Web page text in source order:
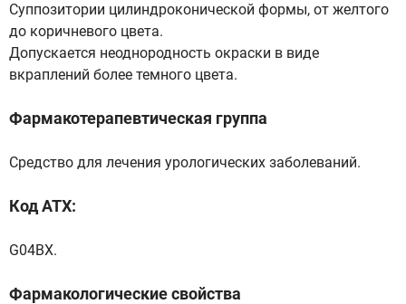
Суппозитории цилиндроконической формы, от желтого
до коричневого цвета.
Допускается неоднородность окраски в виде
вкраплений более темного цвета.
Фармакотерапевтическая группа
Средство для лечения урологических заболеваний.
Код ATX:
G04BX.
Фармакологические свойства